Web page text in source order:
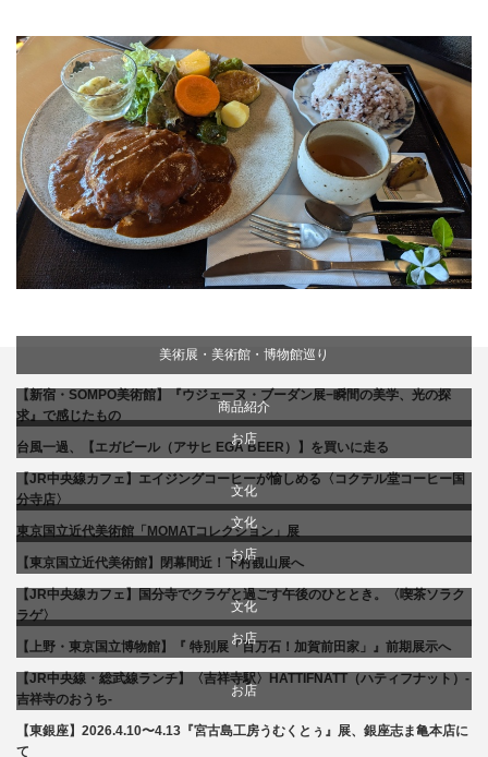
美術展・美術館・博物館巡り
【新宿・SOMPO美術館】『ウジェーヌ・ブーダン展−瞬間の美学、光の探
求』で感じたもの
商品紹介
台風一過、【エガビール（アサヒ EGA BEER）】を買いに走る
お店
贈り物・プレゼント
食べ物
【JR中央線カフェ】エイジングコーヒーが愉しめる〈コクテル堂コーヒー国
分寺店〉
文化
美術展・美術館・博物館巡り
東京国立近代美術館「MOMATコレクション」展
文化
美術展・美術館・博物館巡り
【東京国立近代美術館】閉幕間近！下村観山展へ
お店
食べ物
【JR中央線カフェ】国分寺でクラゲと過ごす午後のひととき。〈喫茶ソラク
ラゲ〉
文化
美術展・美術館・博物館巡り
【上野・東京国立博物館】『 特別展「百万石！加賀前田家」』前期展示へ
お店
食べ物
【JR中央線・総武線ランチ】〈吉祥寺駅〉HATTIFNATT（ハティフナット）-
吉祥寺のおうち-
お店
商品紹介
【東銀座】2026.4.10〜4.13『宮古島工房うむくとぅ』展、銀座志ま亀本店に
て